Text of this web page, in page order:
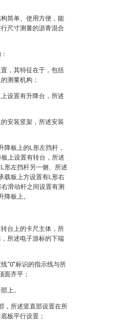
简单、使用方便，能
尺寸测量的沥青混合
，其特征在于，包括
测量机构；
设置有升降台，所述
安装竖架，所述安装
降板上的L形左挡杆，
上设置有转台，所述
形左挡杆另一侧、所述
载板上方设置有L形右
滑动杆之间设置有测
板上。
台上的卡尺主体，所
所述电子游标的下端
“0”标识的指示线与所
面齐平；
上。
，所述竖直部设置在所
板平行设置；